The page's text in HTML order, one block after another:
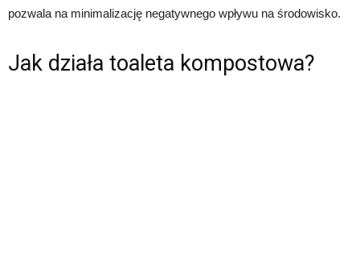
pozwala na minimalizację negatywnego wpływu na środowisko.
Jak działa toaleta kompostowa?